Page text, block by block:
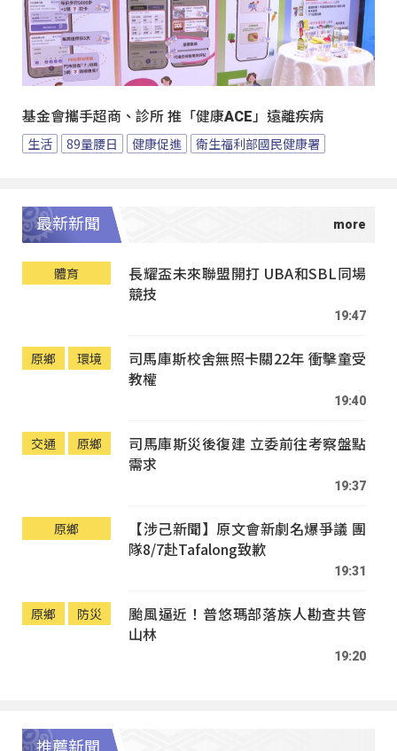
基金會攜手超商、診所 推「健康ACE」遠離疾病
生活 89量腰日 健康促進 衛生福利部國民健康署
最新新聞
體育
長耀盃未來聯盟開打 UBA和SBL同場
競技
19:47
原鄉 環境
司馬庫斯校舍無照卡關22年 衝擊童受
教權
19:40
交通 原鄉
司馬庫斯災後復建 立委前往考察盤點
需求
19:37
原鄉
【涉己新聞】原文會新劇名爆爭議 團
隊8/7赴Tafalong致歉
19:31
原鄉 防災
颱風逼近！普悠瑪部落族人勘查共管
山林
19:20
推薦新聞